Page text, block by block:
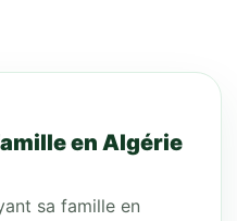
en Algérie
sa famille en